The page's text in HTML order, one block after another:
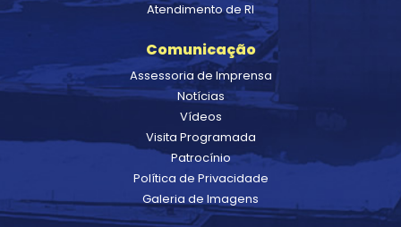
Atendimento de RI
Comunicação
Assessoria de Imprensa
Notícias
Vídeos
Visita Programada
Patrocínio
Política de Privacidade
Galeria de Imagens